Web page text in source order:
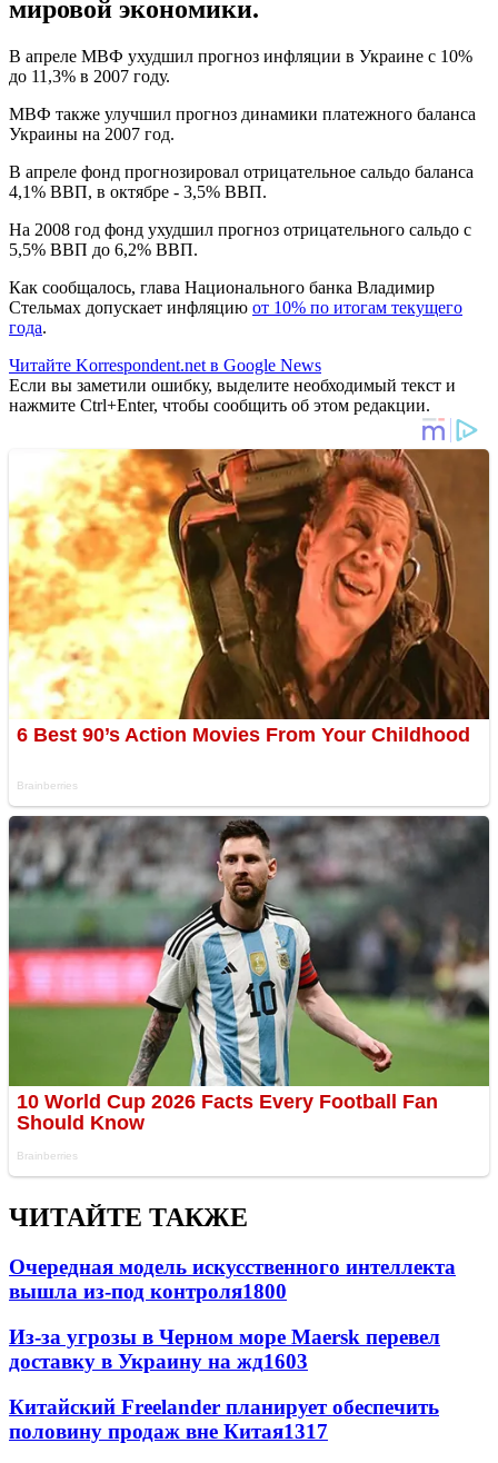
мировой экономики.
В апреле МВФ ухудшил прогноз инфляции в Украине с 10%
до 11,3% в 2007 году.
МВФ также улучшил прогноз динамики платежного баланса
Украины на 2007 год.
В апреле фонд прогнозировал отрицательное сальдо баланса
4,1% ВВП, в октябре - 3,5% ВВП.
На 2008 год фонд ухудшил прогноз отрицательного сальдо с
5,5% ВВП до 6,2% ВВП.
Как сообщалось, глава Национального банка Владимир
Стельмах допускает инфляцию от 10% по итогам текущего
года.
Читайте Korrespondent.net в Google News
Если вы заметили ошибку, выделите необходимый текст и
нажмите Ctrl+Enter, чтобы сообщить об этом редакции.
ЧИТАЙТЕ ТАКЖЕ
Очередная модель искусственного интеллекта
вышла из-под контроля1800
Из-за угрозы в Черном море Maersk перевел
доставку в Украину на жд1603
Китайский Freelander планирует обеспечить
половину продаж вне Китая1317